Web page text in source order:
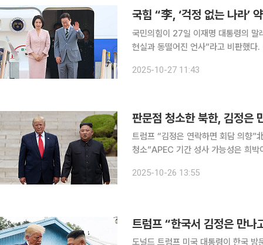
국민의힘이 27일 이재명 대통령의 말
현실과 동떨어진 언사”라고 비판했다. 김효은 국민의힘 대변인은 이날 논평에서 “이재명 대통령이
교·안보·경제 현실을 감안하면 책임
2025-10-27 11:43
트럼프 “김정은 연락하면 회담 의향”
청소”APEC 기간 성사 가능성은 희
국무위원장이 회담할지 관심이 쏠린
2025-10-26 13:55
트럼프 “한국서 김정은 만
도널드 트럼프 미국 대통령이 한국 방